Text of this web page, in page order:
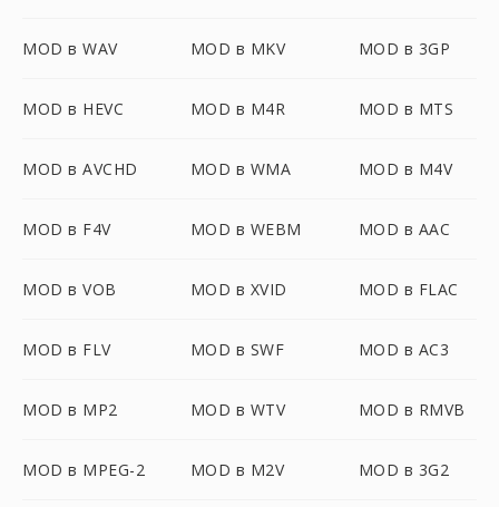
MOD в WAV MOD в MKV MOD в 3GP
MOD в HEVC MOD в M4R MOD в MTS
MOD в AVCHD MOD в WMA MOD в M4V
MOD в F4V MOD в WEBM MOD в AAC
MOD в VOB MOD в XVID MOD в FLAC
MOD в FLV MOD в SWF MOD в AC3
MOD в MP2 MOD в WTV MOD в RMVB
MOD в MPEG-2 MOD в M2V MOD в 3G2